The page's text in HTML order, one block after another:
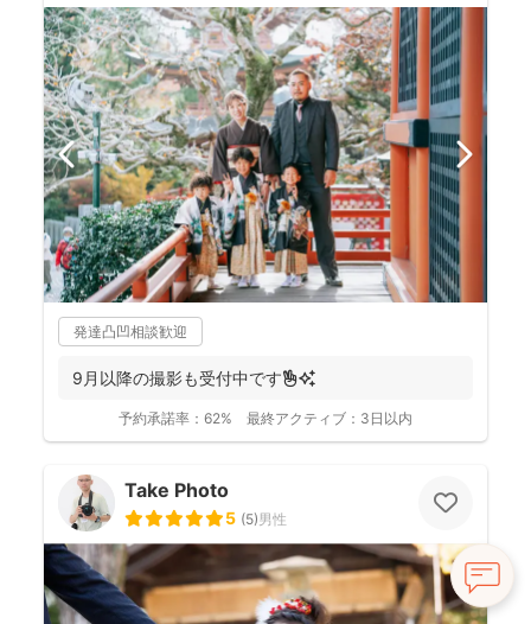
発達凸凹相談歓迎
9月以降の撮影も受付中です✌️✨
予約承諾率： 62% 最終アクティブ： 3日以内
Take Photo
5 (5)男性